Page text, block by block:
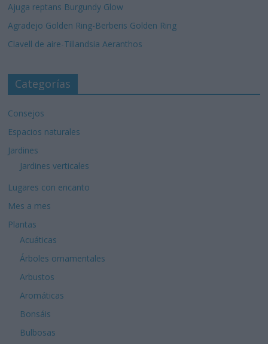
Ajuga reptans Burgundy Glow
Agradejo Golden Ring-Berberis Golden Ring
Clavell de aire-Tillandsia Aeranthos
Categorías
Consejos
Espacios naturales
Jardines
Jardines verticales
Lugares con encanto
Mes a mes
Plantas
Acuáticas
Árboles ornamentales
Arbustos
Aromáticas
Bonsáis
Bulbosas